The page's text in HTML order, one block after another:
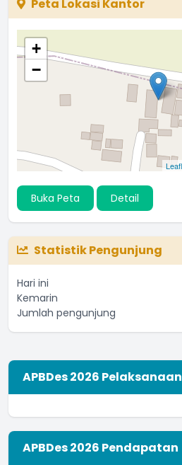
Peta Lokasi Kantor
+
−
Buka Peta Detail
Statistik Pengunjung
Hari ini
Kemarin
Jumlah pengunjung
APBDes 2026 Pelaksanaan
APBDes 2026 Pendapatan